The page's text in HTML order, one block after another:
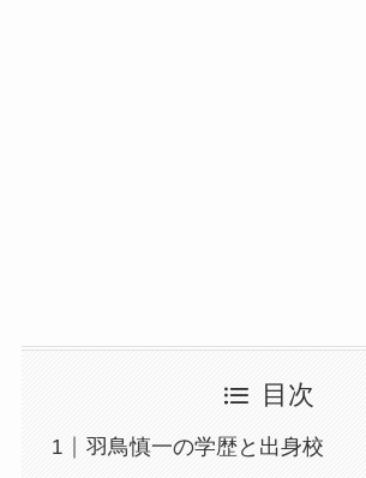
目次
羽鳥慎一の学歴と出身校